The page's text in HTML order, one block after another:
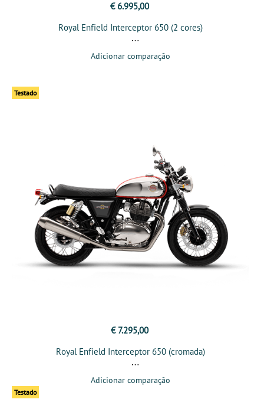
€ 6.995,00
Royal Enfield Interceptor 650 (2 cores)
Adicionar comparação
Testado
€ 7.295,00
Royal Enfield Interceptor 650 (cromada)
Adicionar comparação
Testado